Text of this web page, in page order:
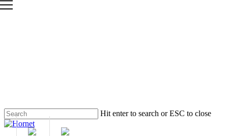
Skip
Hit enter to search or ESC to close
Close